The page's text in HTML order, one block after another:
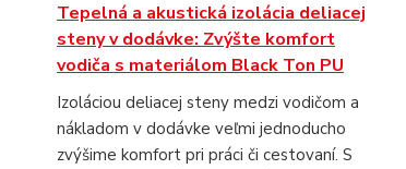
Tepelná a akustická izolácia deliacej
steny v dodávke: Zvýšte komfort
vodiča s materiálom Black Ton PU
Izoláciou deliacej steny medzi vodičom a
nákladom v dodávke veľmi jednoducho
zvýšime komfort pri práci či cestovaní. S